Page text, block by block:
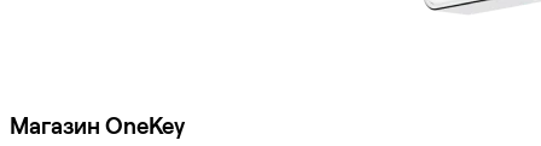
Магазин OneKey